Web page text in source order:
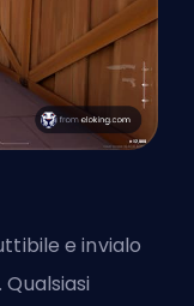
e invialo